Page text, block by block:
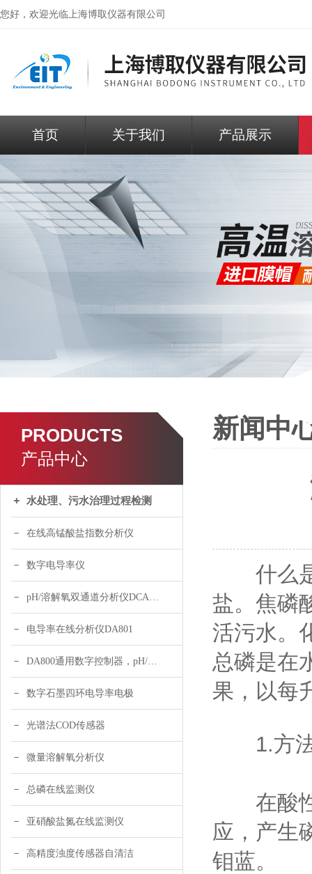
您好，欢迎光临上海博取仪器有限公司
首页 关于我们 产品展示
PRODUCTS
产品中心
水处理、污水治理过程检测
在线高锰酸盐指数分析仪
数字电导率仪
pH/溶解氧双通道分析仪DCA120
电导率在线分析仪DA801
DA800通用数字控制器，pH/DO/ORP多参数
数字石墨四环电导率电极
光谱法COD传感器
微量溶解氧分析仪
总磷在线监测仪
亚硝酸盐氮在线监测仪
高精度浊度传感器自清洁
新闻中
什么是
盐。焦磷
活污水。
总磷是在
果，以每
1.方法
在酸性
应，产生
钼蓝。